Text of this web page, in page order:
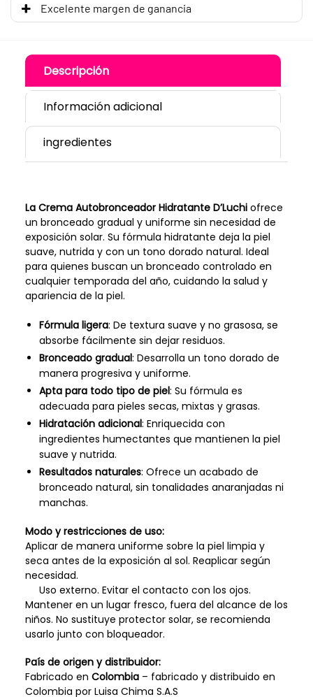
Excelente margen de ganancia
Descripción
Información adicional
ingredientes
La Crema Autobronceador Hidratante D’Luchiofrece
un bronceado gradual y uniforme sin necesidad de
exposición solar. Su fórmula hidratante deja la piel
suave, nutrida y con un tono dorado natural. Ideal
para quienes buscan un bronceado controlado en
cualquier temporada del año, cuidando la salud y
apariencia de la piel.
Fórmula ligera: De textura suave y no grasosa, se
absorbe fácilmente sin dejar residuos.
Bronceado gradual: Desarrolla un tono dorado de
manera progresiva y uniforme.
Apta para todo tipo de piel: Su fórmula es
adecuada para pieles secas, mixtas y grasas.
Hidratación adicional: Enriquecida con
ingredientes humectantes que mantienen la piel
suave y nutrida.
Resultados naturales: Ofrece un acabado de
bronceado natural, sin tonalidades anaranjadas ni
manchas.
Modo y restricciones de uso:
Aplicar de manera uniforme sobre la piel limpia y
seca antes de la exposición al sol. Reaplicar según
necesidad.
Uso externo. Evitar el contacto con los ojos.
Mantener en un lugar fresco, fuera del alcance de los
niños. No sustituye protector solar, se recomienda
usarlo junto con bloqueador.
País de origen y distribuidor:
Fabricado en Colombia– fabricado y distribuido en
Colombia por Luisa Chima S.A.S